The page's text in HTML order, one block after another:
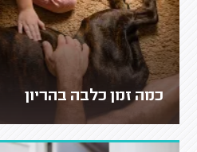
כמה זמן כלבה בהריון